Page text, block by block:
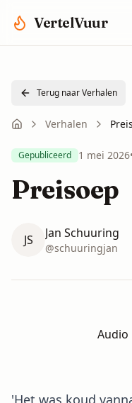
VertelVuur
Terug naar Verhalen
Verhalen
Gepubliceerd 1 mei 2026•
Preisoep
JS Jan Schuuring
@schuuringjan
Audio
'Het was koud